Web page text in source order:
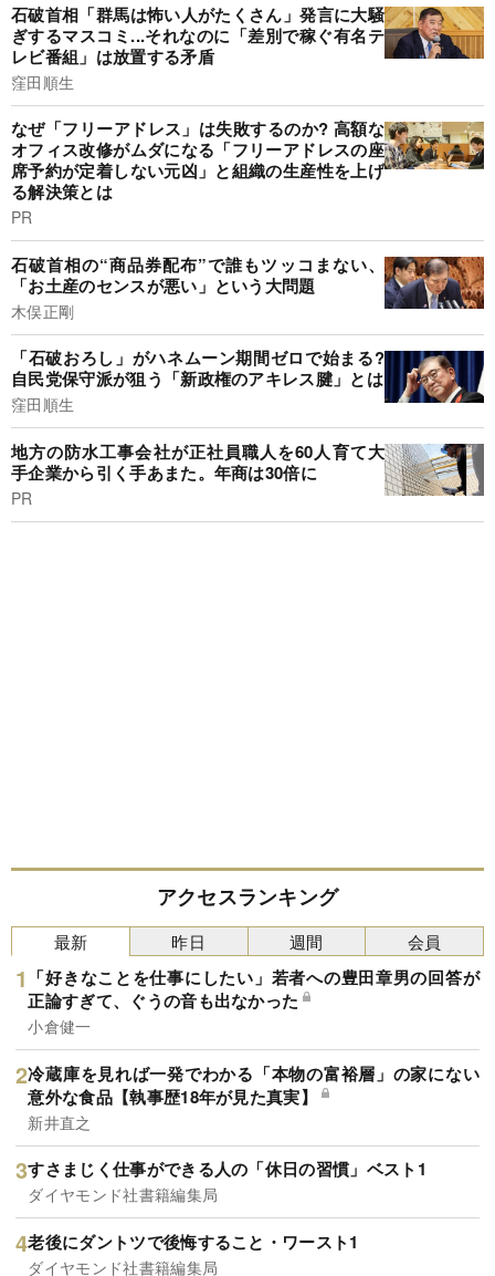
石破首相「群馬は怖い人がたくさん」発言に大騒
ぎするマスコミ...それなのに「差別で稼ぐ有名テ
レビ番組」は放置する矛盾
窪田順生
なぜ「フリーアドレス」は失敗するのか? 高額な
オフィス改修がムダになる「フリーアドレスの座
席予約が定着しない元凶」と組織の生産性を上げ
る解決策とは
PR
石破首相の“商品券配布”で誰もツッコまない、
「お土産のセンスが悪い」という大問題
木俣正剛
「石破おろし」がハネムーン期間ゼロで始まる?
自民党保守派が狙う「新政権のアキレス腱」とは
窪田順生
地方の防水工事会社が正社員職人を60人育て大
手企業から引く手あまた。年商は30倍に
PR
アクセスランキング
最新
「好きなことを仕事にしたい」若者への豊田章男の回答が
正論すぎて、ぐうの音も出なかった
小倉健一
冷蔵庫を見れば一発でわかる「本物の富裕層」の家にない
意外な食品【執事歴18年が見た真実】
新井直之
すさまじく仕事ができる人の「休日の習慣」ベスト1
ダイヤモンド社書籍編集局
老後にダントツで後悔すること・ワースト1
ダイヤモンド社書籍編集局
昨日 週間 会員